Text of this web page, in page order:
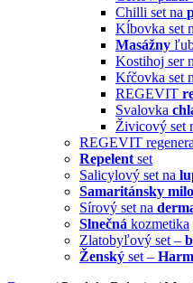
Chilli set na
Kĺbovka set
Masážny
Kostihoj ser
Kŕčovka set
REGEVIT
Svalovka
Živicový set
REGEVIT
Repelent set
Salicylový set na
Samaritánsky
Sírový set na
Slnečná kozmetika
Zlatobyľový set –
Ženský set –